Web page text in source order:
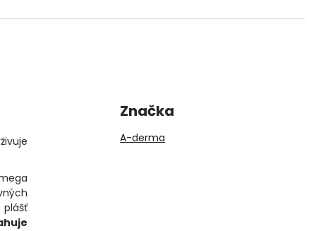
plášť
Značka
A-derma